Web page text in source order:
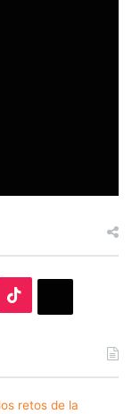
retos de la